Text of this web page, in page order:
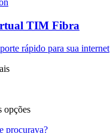
TIM Fibra
rápido para sua internet
opções
procurava?